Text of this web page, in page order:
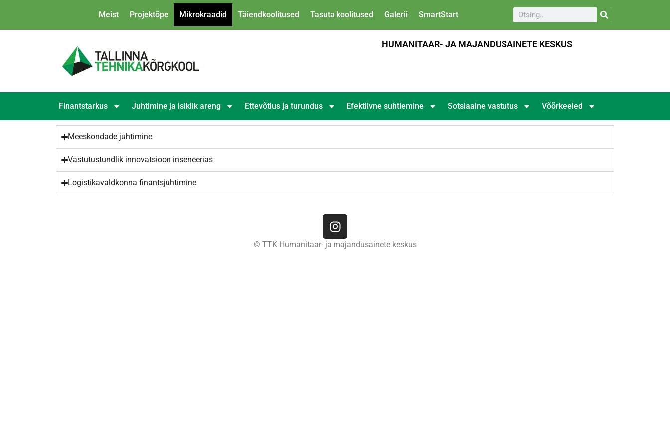
Meist Projektõpe Mikrokraadid Täiendkoolitused Tasuta koolitused Galerii SmartStart
HUMANITAAR- JA MAJANDUSAINETE KESKUS
Finantstarkus Juhtimine ja isiklik areng Ettevõtlus ja turundus Efektiivne suhtlemine Sotsiaalne vastutus Võõrkeeled
Meeskondade juhtimine
Vastutustundlik innovatsioon inseneerias
Logistikavaldkonna finantsjuhtimine
© TTK Humanitaar- ja majandusainete keskus